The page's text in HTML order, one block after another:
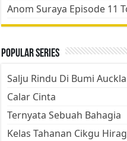
Anom Suraya Episode 11
Popular Series
Salju Rindu Di Bumi
Calar Cinta
Ternyata Sebuah Bahagia
Kelas Tahanan Cikgu